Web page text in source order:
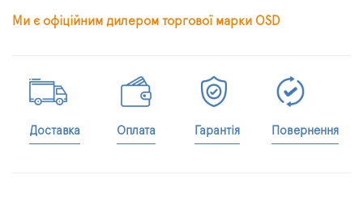
Ми є офіційним дилером торгової марки OSD
Доставка Оплата Гарантія Повернення